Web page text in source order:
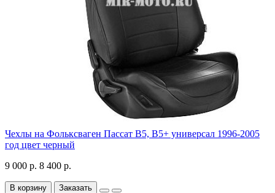
Чехлы на Фольксваген Пассат В5, В5+ универсал 1996-2005
год цвет черный
9 000 р. 8 400 р.
В корзину Заказать